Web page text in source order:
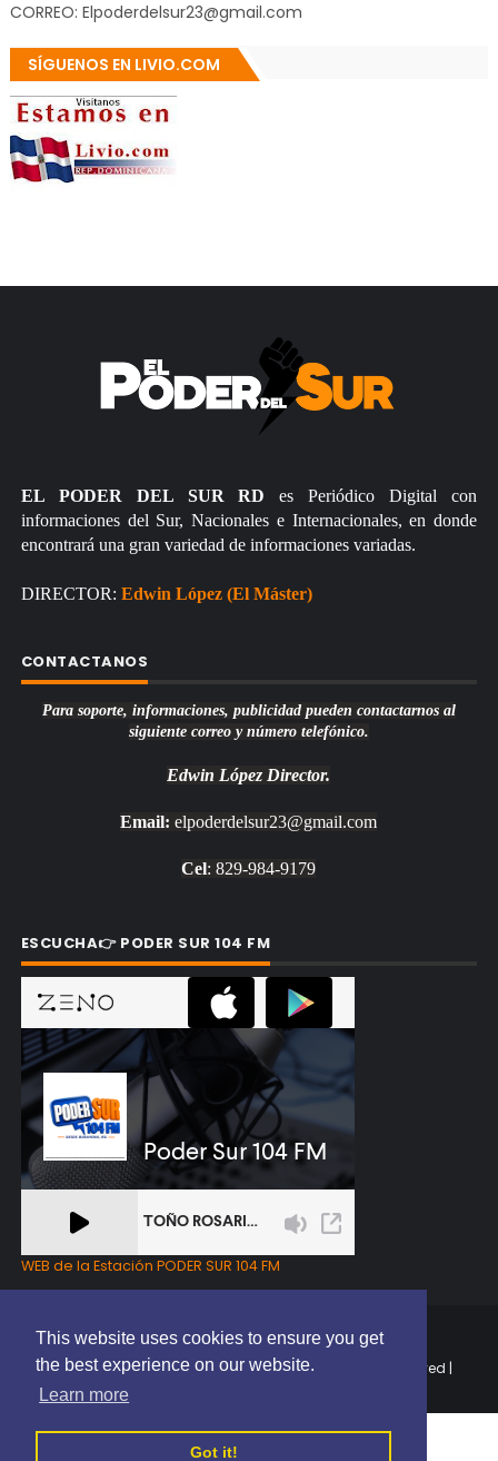
This website uses cookies to ensure you get
the best experience on our website.
Learn more
Got it!
CORREO: Elpoderdelsur23@gmail.com
SÍGUENOS EN LIVIO.COM
EL PODER DEL SUR RD es Periódico Digital con
informaciones del Sur, Nacionales e Internacionales, en donde
encontrará una gran variedad de informaciones variadas.
DIRECTOR: Edwin López (El Máster)
CONTACTANOS
Para soporte, informaciones, publicidad pueden contactarnos al
siguiente correo y número telefónico.
Edwin López Director.
Email: elpoderdelsur23@gmail.com
Cel: 829-984-9179
ESCUCHA👉 PODER SUR 104 FM
WEB de la Estación PODER SUR 104 FM
Copyright © 2025 | EL PODER DEL SUR RD | All Rights Reserved |